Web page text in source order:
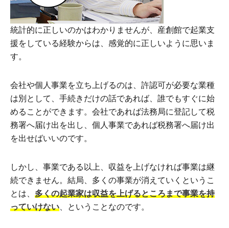
統計的に正しいのかはわかりませんが、産創館で起業支
援をしている経験からは、感覚的に正しいように思いま
す。
会社や個人事業を立ち上げるのは、許認可が必要な業種
は別として、手続きだけの話であれば、誰でもすぐに始
めることができます。会社であれば法務局に登記して税
務署へ届け出を出し、個人事業であれば税務署へ届け出
を出せばいいのです。
しかし、事業である以上、収益を上げなければ事業は継
続できません。結局、多くの事業が消えていくというこ
とは、 多くの起業家は収益を上げるところまで事業を持
っていけない 、ということなのです。